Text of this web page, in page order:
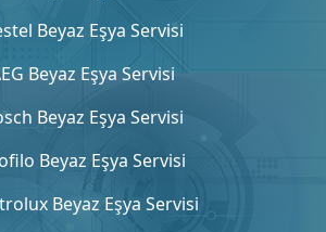
Beyaz Eşya Servisi
Beyaz Eşya Servisi
Beyaz Eşya Servisi
Beyaz Eşya Servisi
Beyaz Eşya Servisi